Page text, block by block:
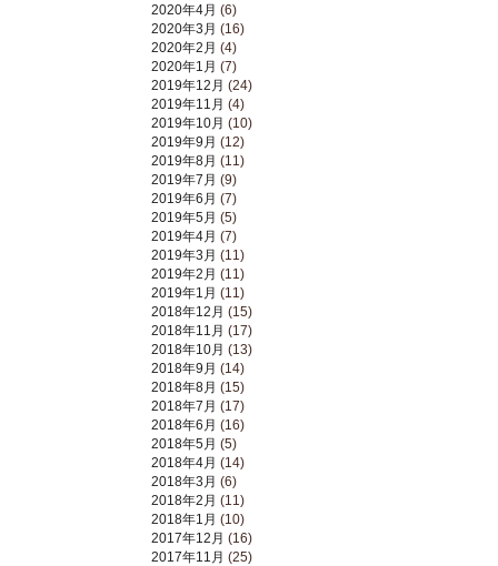
2020年4月 (6)
2020年3月 (16)
2020年2月 (4)
2020年1月 (7)
2019年12月 (24)
2019年11月 (4)
2019年10月 (10)
2019年9月 (12)
2019年8月 (11)
2019年7月 (9)
2019年6月 (7)
2019年5月 (5)
2019年4月 (7)
2019年3月 (11)
2019年2月 (11)
2019年1月 (11)
2018年12月 (15)
2018年11月 (17)
2018年10月 (13)
2018年9月 (14)
2018年8月 (15)
2018年7月 (17)
2018年6月 (16)
2018年5月 (5)
2018年4月 (14)
2018年3月 (6)
2018年2月 (11)
2018年1月 (10)
2017年12月 (16)
2017年11月 (25)